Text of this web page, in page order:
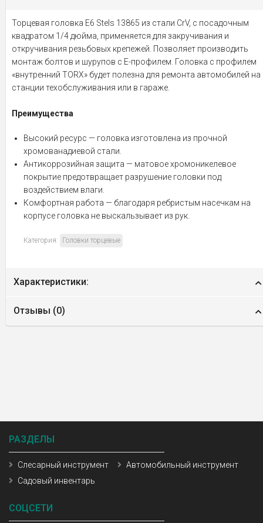
Торцевая головка Е6 Stels 13865 из стали CrV, с посадочным
квадратом 1/4 дюйма, применяется для закручивания и
откручивания резьбовых крепежей. Позволяет производить
монтаж болтов и шурупов с Е-профилем. Головка с профилем
«внутренний TORX» будет полезна для ремонта автомобилей на
станции техобслуживания или в гараже.
Преимущества
Высокий ресурс — головка изготовлена из прочной
хромованадиевой стали.
Антикоррозийная защита — матовое хромоникелевое
покрытие предотвращает разрушение головки под
воздействием влаги.
Комфортная работа — благодаря ребристым насечкам на
корпусе головка не выскальзывает из рук.
Категория: Головки торцевые
Характеристики:
Отзывы (0)
РАЗДЕЛЫ
Слесарный инструмент
Автомобильный инструмент
Садовый инвентарь
СОЦСЕТИ